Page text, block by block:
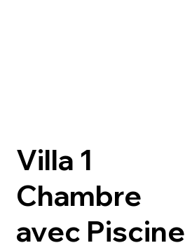
Villa 1
Chambre
avec Piscine